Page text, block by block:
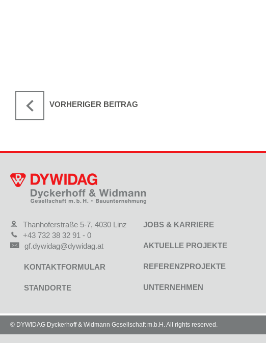
VORHERIGER BEITRAG
Thanhoferstraße 5-7, 4030 Linz
+43 732 38 32 91 - 0
gf.dywidag@dywidag.at
KONTAKTFORMULAR
STANDORTE
JOBS & KARRIERE
AKTUELLE PROJEKTE
REFERENZPROJEKTE
UNTERNEHMEN
© DYWIDAG Dyckerhoff & Widmann Gesellschaft m.b.H. All rights reserved.